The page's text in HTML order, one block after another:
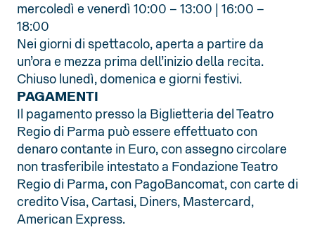
mercoledì e venerdì 10:00 – 13:00 | 16:00 –
18:00
Nei giorni di spettacolo, aperta a partire da
un’ora e mezza prima dell’inizio della recita.
Chiuso lunedì, domenica e giorni festivi.
PAGAMENTI
Il pagamento presso la Biglietteria del Teatro
Regio di Parma può essere effettuato con
denaro contante in Euro, con assegno circolare
non trasferibile intestato a Fondazione Teatro
Regio di Parma, con PagoBancomat, con carte di
credito Visa, Cartasi, Diners, Mastercard,
American Express.